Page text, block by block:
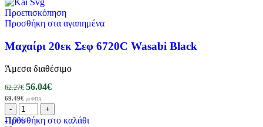
-10%
Προεπισκόπηση
Προσθήκη στα αγαπημένα
Μαχαίρι 20εκ Σεφ 6720C Wasabi Black
Άμεσα διαθέσιμο
62.27€ 56.04€
69.49€ με ΦΠΑ
Προσθήκη στο καλάθι